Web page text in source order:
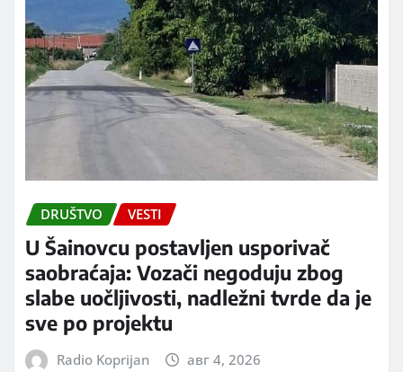
DRUŠTVO VESTI
U Šainovcu postavljen usporivač
saobraćaja: Vozači negoduju zbog
slabe uočljivosti, nadležni tvrde da je
sve po projektu
Radio Koprijan авг 4, 2026